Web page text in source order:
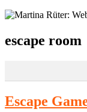
Schlagwort:
escape room
Escape